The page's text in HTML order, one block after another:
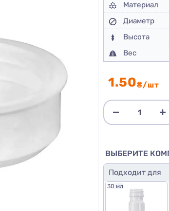
1.50₴/шт
Материал
Диаметр
Высота
Вес
ВЫБЕРИТЕ
Подходит для
30 мл